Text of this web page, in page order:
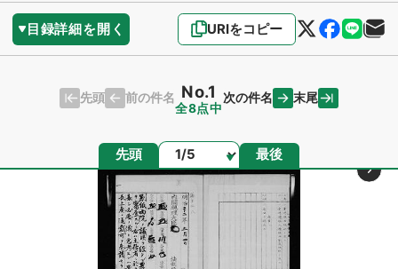
目録詳細を開く URIをコピー
先頭 前の件名 No.1
全8点中
次の件名 末尾
先頭 ページ 最後